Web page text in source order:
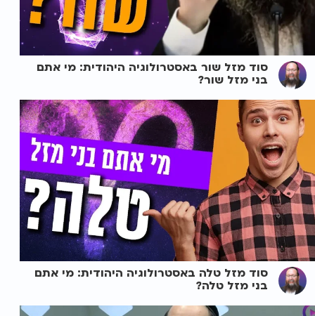
סוד מזל שור באסטרולוגיה היהודית: מי אתם
בני מזל שור?
סוד מזל טלה באסטרולוגיה היהודית: מי אתם
בני מזל טלה?